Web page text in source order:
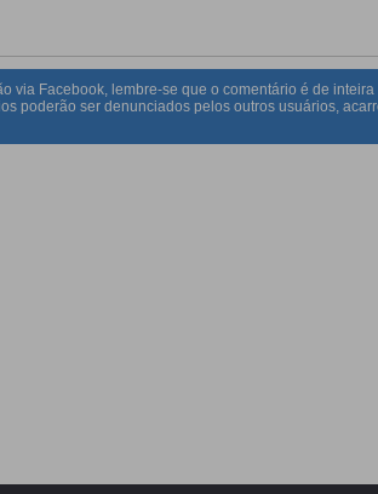
via Facebook, lembre-se que o comentário é de inteira
poderão ser denunciados pelos outros usuários,